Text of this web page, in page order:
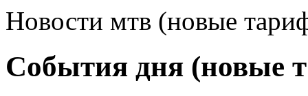
Новости мтв (новые
События дня (новые